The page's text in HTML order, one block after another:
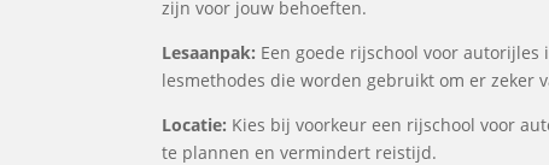
zijn voor jouw behoeften.
Lesaanpak: Een goede rijschool voor
lesmethodes die worden gebruikt om er zeker
Locatie: Kies bij voorkeur een rijschool voor
te plannen en vermindert reistijd.